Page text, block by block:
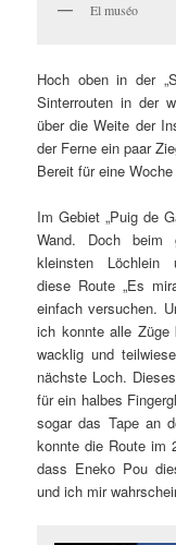
El muséo
Hoch oben in der
Sinterrouten in der
über die Weite der
der Ferne ein paar
Bereit für eine
Im Gebiet „Puig de
Wand. Doch beim
kleinsten
diese Route „Es
einfach versuchen.
ich konnte alle Züge
wacklig und
nächste Loch.
für ein halbes
sogar das Tape an
konnte die Route im
dass Eneko Pou
und ich mir